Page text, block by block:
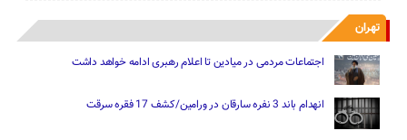
تهران
اجتماعات مردمی در میادین تا اعلام رهبری ادامه خواهد داشت
انهدام باند 3 نفره سارقان در ورامین/کشف 17 فقره سرقت